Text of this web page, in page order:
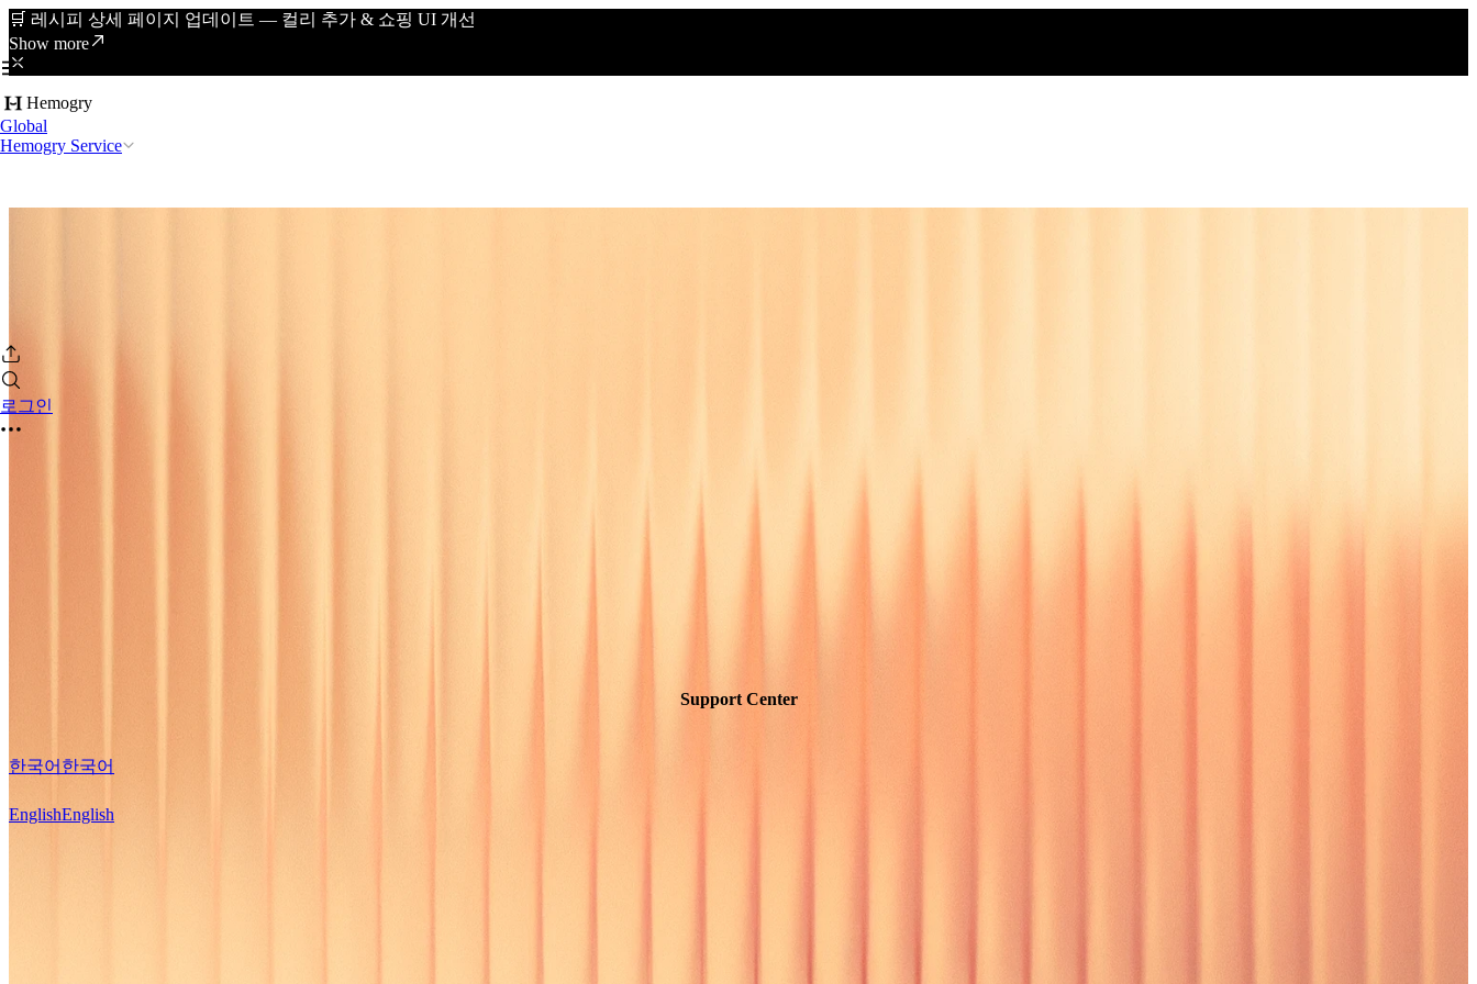
🛒 레시피 상세 페이지 업데이트 — 컬리 추가 & 쇼핑 UI 개선
Show more
Hemogry
Global
Hemogry Service
로그인
Support Center
한국어 한국어
EnglishEnglish